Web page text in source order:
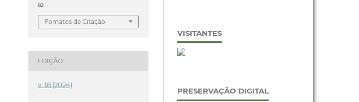
82
Fomatos de Citação
EDIÇÃO
v. 18 (2024)
VISITANTES
PRESERVAÇÃO DIGITAL